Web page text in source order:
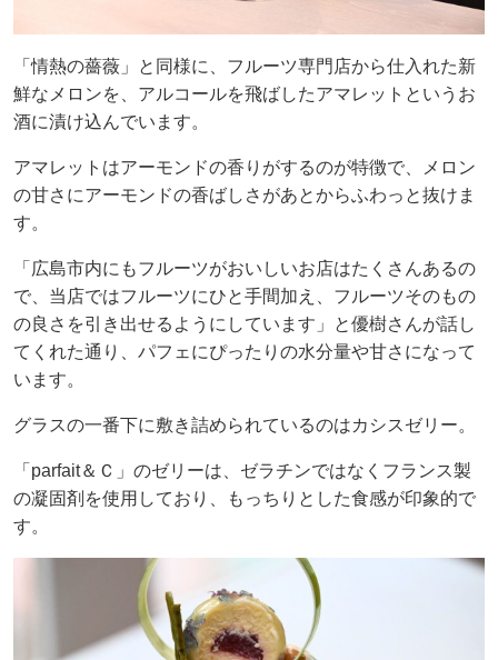
「情熱の薔薇」と同様に、フルーツ専門店から仕入れた新
鮮なメロンを、アルコールを飛ばしたアマレットというお
酒に漬け込んでいます。
アマレットはアーモンドの香りがするのが特徴で、メロン
の甘さにアーモンドの香ばしさがあとからふわっと抜けま
す。
「広島市内にもフルーツがおいしいお店はたくさんあるの
で、当店ではフルーツにひと手間加え、フルーツそのもの
の良さを引き出せるようにしています」と優樹さんが話し
てくれた通り、パフェにぴったりの水分量や甘さになって
います。
グラスの一番下に敷き詰められているのはカシスゼリー。
「parfait＆Ｃ」のゼリーは、ゼラチンではなくフランス製
の凝固剤を使用しており、もっちりとした食感が印象的で
す。